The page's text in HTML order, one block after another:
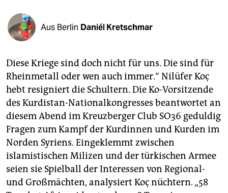
veranstaltungen
shop
unterstützen
abo
genossenschaft
epaper login
Aus Berlin Daniél Kretschmar
Diese Kriege sind doch nicht für uns. Die sind für
Rheinmetall oder wen auch immer.“ Nilüfer Koç
hebt resigniert die Schultern. Die Ko-Vorsitzende
des Kurdistan-Nationalkongresses beantwortet an
diesem Abend im Kreuzberger Club SO36 geduldig
Fragen zum Kampf der Kurdinnen und Kurden im
Norden Syriens. Eingeklemmt zwischen
islamistischen Milizen und der türkischen Armee
seien sie Spielball der Interessen von Regional-
und Großmächten, analysiert Koç nüchtern. „58